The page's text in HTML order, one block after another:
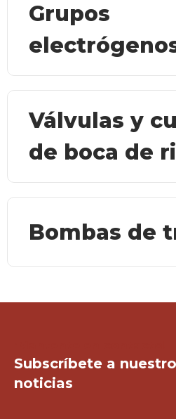
Grupos
Válvulas y
de boca de
Bombas de
Subscríbete a
noticias